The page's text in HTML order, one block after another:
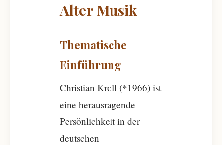
Alter Musik
Thematische
Einführung
Christian Kroll (*1966) ist
eine herausragende
Persönlichkeit in der
deutschen